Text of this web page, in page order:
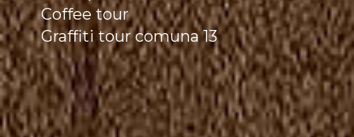
Coffee tour
Graffiti tour comuna 13